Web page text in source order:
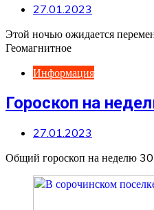
27.01.2023
Этой ночью ожидается
Геомагнитное
Информация
Гороскоп на
27.01.2023
Общий гороскоп на неделю